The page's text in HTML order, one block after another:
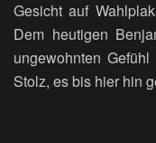
Gesicht auf
Dem heutigen
ungewohnten
Stolz, es bis hier hin